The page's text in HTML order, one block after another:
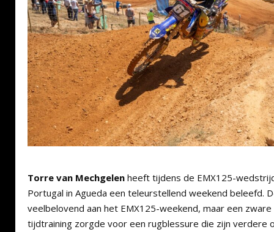
Torre van Mechgelen heeft tijdens de EMX125-
Portugal in Agueda een teleurstellend weekend beleefd.
veelbelovend aan het EMX125-weekend, maar een
tijdtraining zorgde voor een rugblessure die zijn verdere